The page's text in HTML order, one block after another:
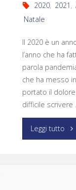
2020, 2021 ,
Natale
Il 2020 è un
l’anno che ha
parola
che ha messo
portato il dolore
difficile scrivere
Leggi tutto